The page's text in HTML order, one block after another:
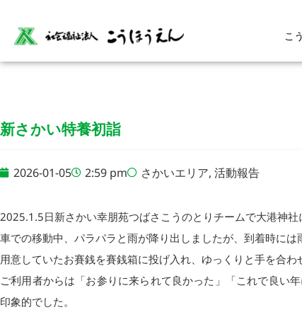
こ
新さかい特養初詣
2026-01-05 2:59 pm さかいエリア, 活動報告
2025.1.5日新さかい幸朋苑つばさこうのとりチームで大港神社
車での移動中、パラパラと雨が降り出しましたが、到着時には
用意していたお賽銭を賽銭箱に投げ入れ、ゆっくりと手を合
ご利用者からは「お参りに来られて良かった」「これで良い
印象的でした。